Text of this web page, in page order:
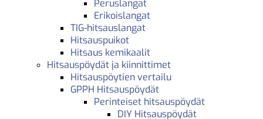
Peruslangat
Erikoislangat
TIG-hitsauslangat
Hitsauspuikot
Hitsaus kemikaalit
Hitsauspöydät ja kiinnittimet
Hitsauspöytien vertailu
GPPH Hitsauspöydät
Perinteiset hitsauspöydät
DIY Hitsauspöydät